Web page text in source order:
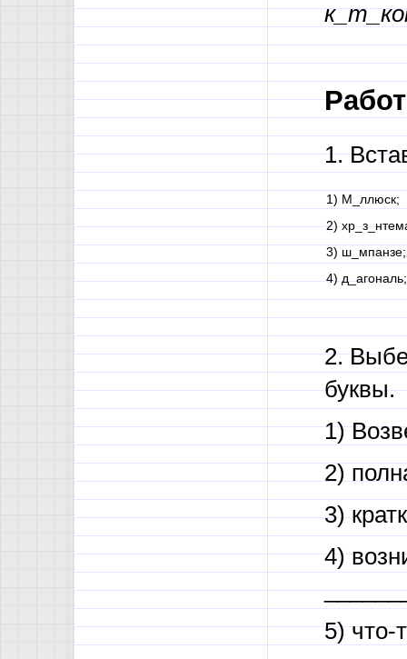
1.
1) М_ллюск;
2)
3) ш_мпанзе;
4) д_агональ;
2.
буквы.
1)
2)
3)
4)
5) что-